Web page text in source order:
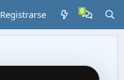
Registrarse